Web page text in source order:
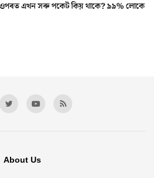
এখন সৰু পকেট কিয় থাকে? ৯৯% লোকে
About Us